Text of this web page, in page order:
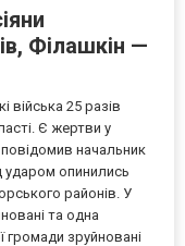
Філашкін —
війська 25 разів
Є жертви у
начальник
ударом опинились
районів. У
та одна
зруйновані